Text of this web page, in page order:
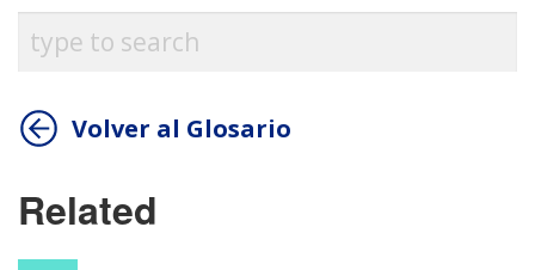
Volver al Glosario
Related